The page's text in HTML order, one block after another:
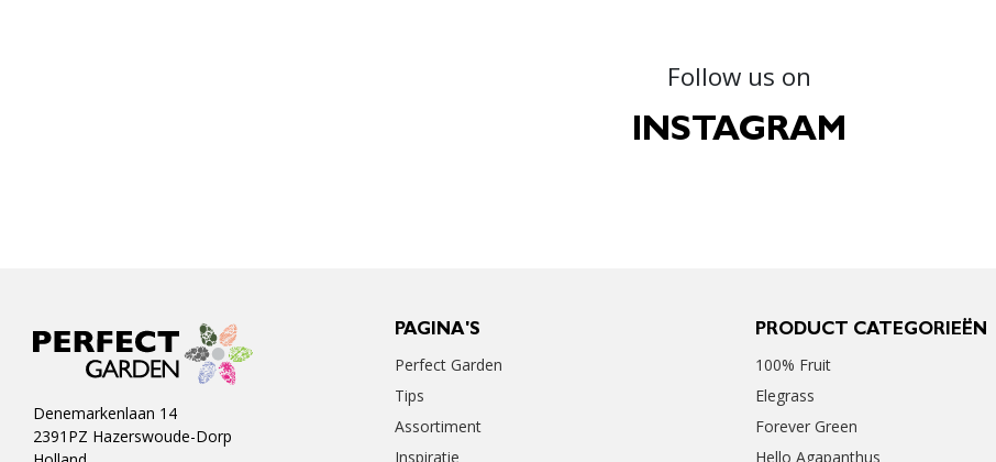
Follow us on
INSTAGRAM
Denemarkenlaan 14
2391PZ Hazerswoude-Dorp
PAGINA'S
Perfect Garden
Tips
Assortiment
Inspiratie
PRODUCT CATEGORIEËN
100% Fruit
Elegrass
Forever Green
Hello Agapanthus